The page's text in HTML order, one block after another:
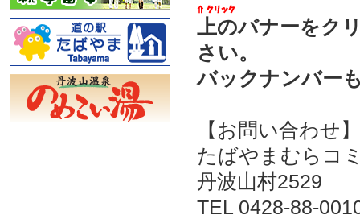
上のバナーをク
さい。
バックナンバー
【お問い合わせ】
たばやまむらコ
丹波山村2529
TEL 0428-88-